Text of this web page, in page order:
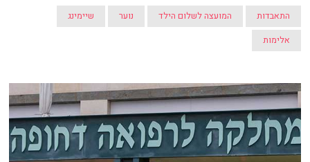
התאבדות המועצה לשלום הילד נוער
שיימינג
אלימות